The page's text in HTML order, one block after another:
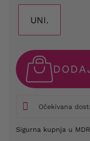
UNI.
Očekivana
Sigurna kupnja u